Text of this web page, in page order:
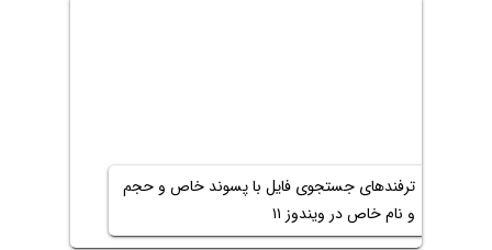
ترفندهای جستجوی فایل با پسوند خاص و حجم
و نام خاص در ویندوز ۱۱